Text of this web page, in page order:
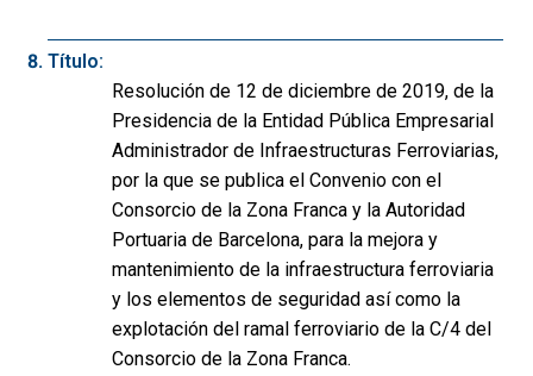
Título:
Resolución de 12 de diciembre de 2019, de la
Presidencia de la Entidad Pública Empresarial
Administrador de Infraestructuras Ferroviarias,
por la que se publica el Convenio con el
Consorcio de la Zona Franca y la Autoridad
Portuaria de Barcelona, para la mejora y
mantenimiento de la infraestructura ferroviaria
y los elementos de seguridad así como la
explotación del ramal ferroviario de la C/4 del
Consorcio de la Zona Franca.